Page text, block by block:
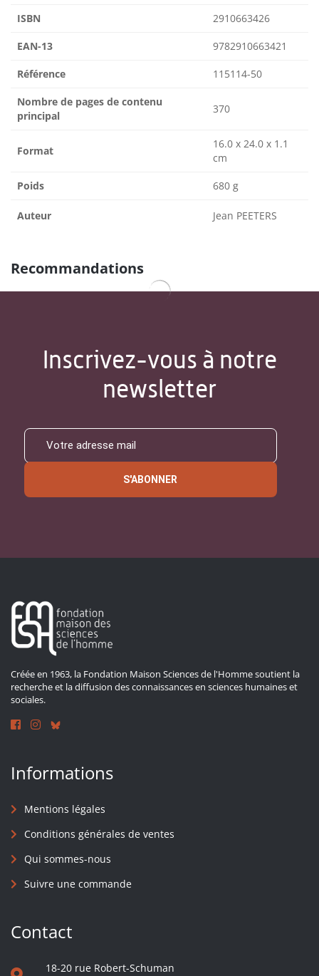
ISBN 2910663426
EAN-13 9782910663421
Référence 115114-50
Nombre de pages de contenu
principal
370
Format
16.0 x 24.0 x 1.1
cm
Poids 680 g
Auteur Jean PEETERS
Recommandations
Inscrivez-vous à notre
newsletter
S'ABONNER
Créée en 1963, la Fondation Maison Sciences de l'Homme soutient la
recherche et la diffusion des connaissances en sciences humaines et
sociales.
Informations
Mentions légales
Conditions générales de ventes
Qui sommes-nous
Suivre une commande
Contact
18-20 rue Robert-Schuman